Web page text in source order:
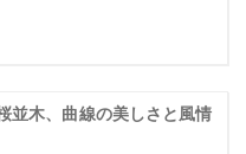
並木、曲線の美しさと風情